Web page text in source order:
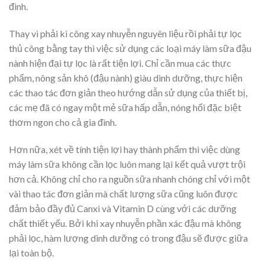
đình.
Thay vì phải kì công xay nhuyễn nguyên liệu rồi phải tự lọc
thủ công bằng tay thì việc sử dụng các loại máy làm sữa đậu
nành hiện đại tự lọc là rất tiện lợi. Chỉ cần mua các thực
phẩm, nông sản khô (đậu nành) giàu dinh dưỡng, thực hiện
các thao tác đơn giản theo hướng dẫn sử dụng của thiết bị,
các mẹ đã có ngay một mẻ sữa hấp dẫn, nóng hổi đặc biệt
thơm ngon cho cả gia đình.
Hơn nữa, xét về tính tiện lợi hay thành phẩm thì việc dùng
máy làm sữa không cần lọc luôn mang lại kết quả vượt trội
hơn cả. Không chỉ cho ra nguồn sữa nhanh chóng chỉ với một
vài thao tác đơn giản mà chất lượng sữa cũng luôn được
đảm bảo đầy đủ Canxi và Vitamin D cùng với các dưỡng
chất thiết yếu. Bởi khi xay nhuyễn phần xác đậu mà không
phải lọc, hàm lượng dinh dưỡng có trong đậu sẽ được giữa
lại toàn bộ.